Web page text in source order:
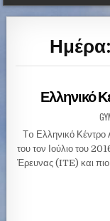
Ελληνικό
Τo Ελληνικό Κέντρο
του τον Ιούλιο του
Έρευνας (ITE) και πιο